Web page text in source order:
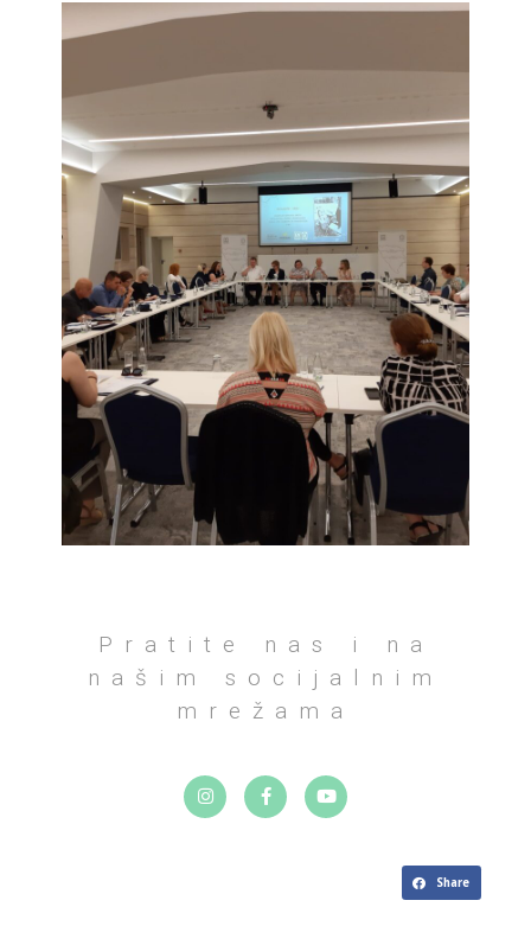
Pratite nas i na
našim socijalnim
mrežama
Share